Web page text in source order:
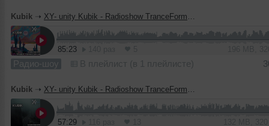
Kubik ➝ XY- unity Kubik - Radioshow TranceFormation #49
85:23
Радио-шоу В плейлист (в 1 плейлисте)
Kubik ➝ XY- unity Kubik - Radioshow TranceFormation #48
57:29